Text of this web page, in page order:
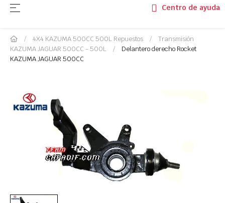
Navegación de palanca
☰ Centro de ayuda
4X4 KAZUMA 500CC 500L Repuestos
Transmisión
KAZUMA JAGUAR 500CC - 500L
Delantero derecho Rocket
KAZUMA JAGUAR 500CC